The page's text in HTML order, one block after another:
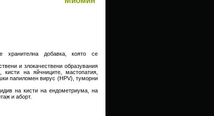
хранителна добавка, която се
и злокачествени образувания
на яйчниците, мастопатия,
папиломен вирус (HPV), туморни
на кисти на ендометриума, на
и аборт.